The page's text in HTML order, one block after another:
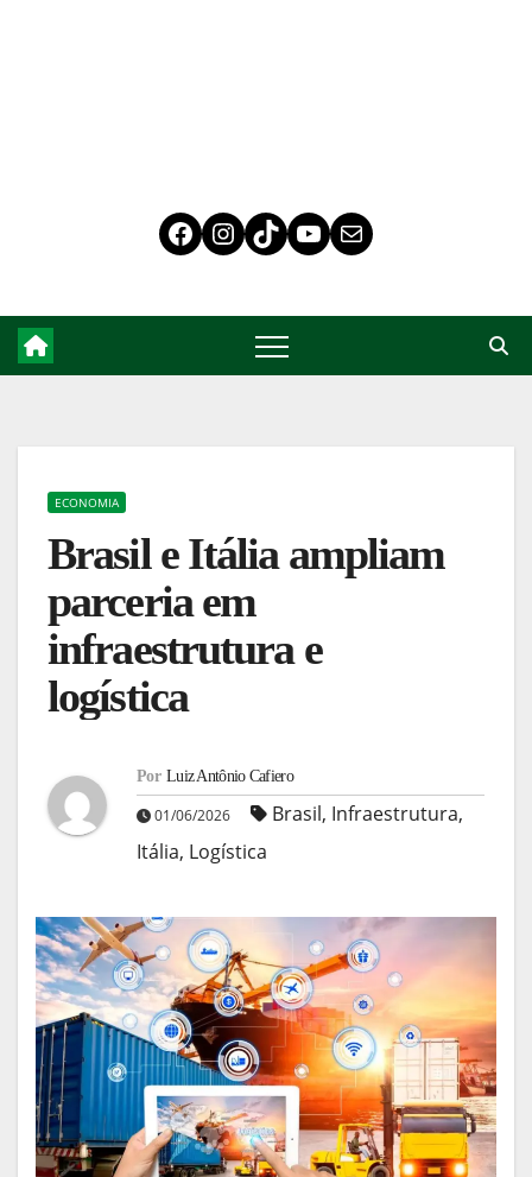
ECONOMIA
Brasil e Itália ampliam
parceria em
infraestrutura e
logística
Por Luiz Antônio Cafiero
01/06/2026 Brasil, Infraestrutura,
Itália, Logística